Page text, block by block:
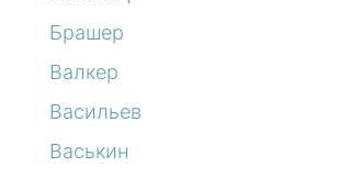
Брашер
Валкер
Васильев
Васькин